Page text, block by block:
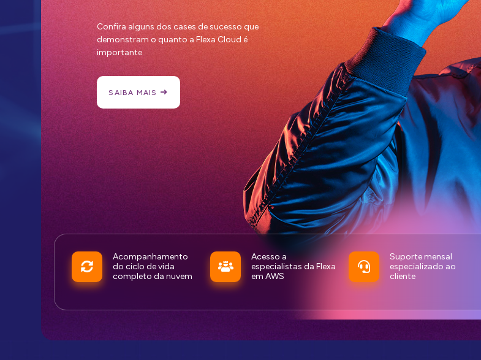
Confira alguns dos cases de sucesso que
demonstram o quanto a Flexa Cloud é
importante
SAIBA MAIS
Acompanhamento
do ciclo de vida
completo da nuvem
Acesso a
especialistas da Flexa
em AWS
Suporte mensal
especializado ao
cliente